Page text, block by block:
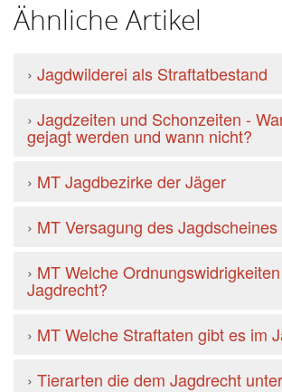
Ähnliche Artikel
› Jagdwilderei als Straftatbestand
› Jagdzeiten und Schonzeiten -
gejagt werden und wann nicht?
› MT Jagdbezirke der Jäger
› MT Versagung des Jagdscheines
› MT Welche
Jagdrecht?
› MT Welche Straftaten gibt es im
› Tierarten die dem Jagdrecht